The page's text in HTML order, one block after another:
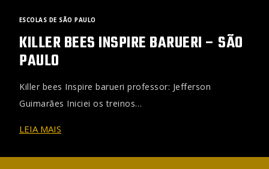
ESCOLAS DE SÃO PAULO
KILLER BEES INSPIRE BARUERI – SÃO
PAULO
Killer bees Inspire barueri professor: Jefferson
Guimarães Iniciei os treinos…
LEIA MAIS